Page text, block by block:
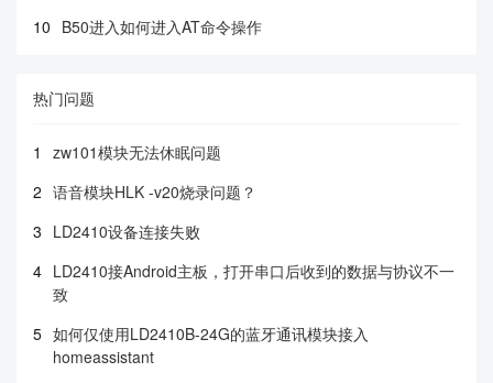
10 B50进入如何进入AT命令操作
热门问题
1
zw101模块无法休眠问题
2 语音模块HLK -v20烧录问题？
3 LD2410设备连接失败
4 LD2410接Android主板，打开串口后收到的数据与协议不一
致
5 如何仅使用LD2410B-24G的蓝牙通讯模块接入
homeassistant